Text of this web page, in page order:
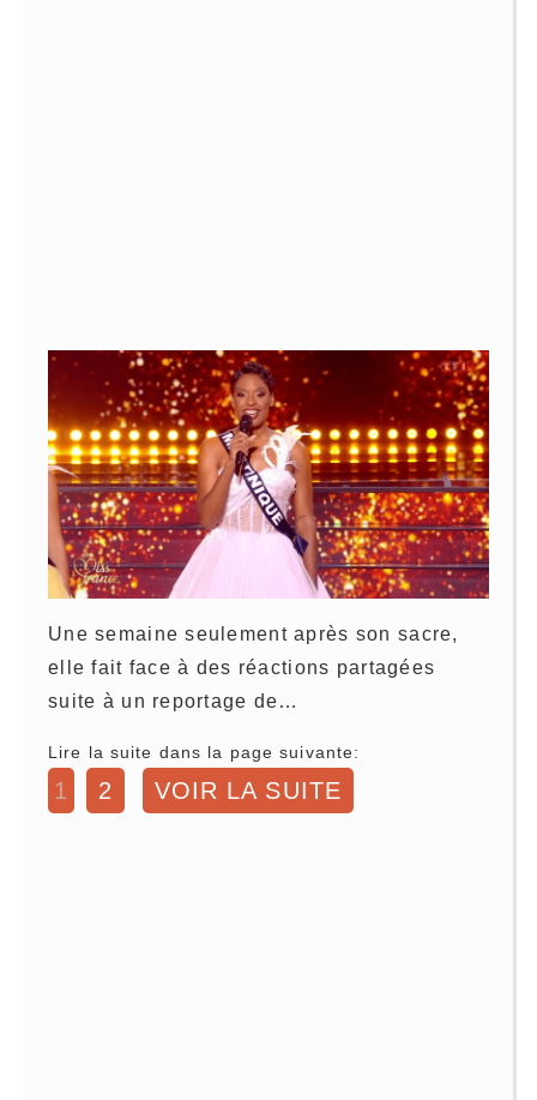
Une semaine seulement après son sacre,
elle fait face à des réactions partagées
suite à un reportage de…
Lire la suite dans la page suivante:
1 2 VOIR LA SUITE